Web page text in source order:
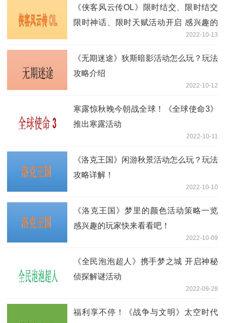
《侠客风云传OL》限时结交、限时结交
限时神话、限时天赋活动开启 感兴趣的
2022-10-13
《无期迷途》狄斯暗影活动怎么玩？玩法
攻略介绍
2022-10-12
寒露惊秋晚今朝战全球！《全球使命3》
推出寒露活动
2022-10-11
《洛克王国》闲游秋景活动怎么玩？玩法
攻略详解！
2022-10-10
《洛克王国》梦里的颜色活动策略一览
感兴趣的玩家快来看看吧！
2022-10-09
《全民泡泡超人》携手梦之城 开启神秘
侦探解谜活动
2022-09-28
福利享不停！《战争与文明》太空时代